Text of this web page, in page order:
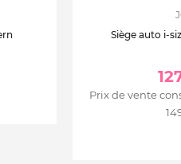
Siège auto i-
Prix de vente